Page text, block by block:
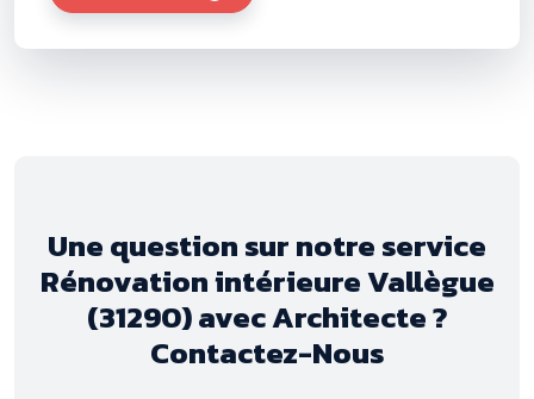
Une question sur notre service
Rénovation intérieure Vallègue
(31290) avec Architecte ?
Contactez-Nous